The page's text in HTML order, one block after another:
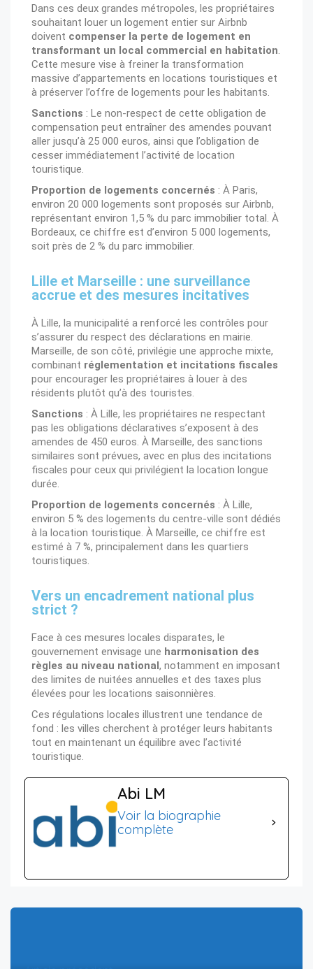
Dans ces deux grandes métropoles, les propriétaires
souhaitant louer un logement entier sur Airbnb
doivent compenser la perte de logement en
transformant un local commercial en habitation.
Cette mesure vise à freiner la transformation
massive d’appartements en locations touristiques et
à préserver l’offre de logements pour les habitants.
Sanctions : Le non-respect de cette obligation de
compensation peut entraîner des amendes pouvant
aller jusqu’à 25 000 euros, ainsi que l’obligation de
cesser immédiatement l’activité de location
touristique.
Proportion de logements concernés : À Paris,
environ 20 000 logements sont proposés sur Airbnb,
représentant environ 1,5 % du parc immobilier total. À
Bordeaux, ce chiffre est d’environ 5 000 logements,
soit près de 2 % du parc immobilier.
Lille et Marseille : une surveillance
accrue et des mesures incitatives
À Lille, la municipalité a renforcé les contrôles pour
s’assurer du respect des déclarations en mairie.
Marseille, de son côté, privilégie une approche mixte,
combinant réglementation et incitations fiscales
pour encourager les propriétaires à louer à des
résidents plutôt qu’à des touristes.
Sanctions : À Lille, les propriétaires ne respectant
pas les obligations déclaratives s’exposent à des
amendes de 450 euros. À Marseille, des sanctions
similaires sont prévues, avec en plus des incitations
fiscales pour ceux qui privilégient la location longue
durée.
Proportion de logements concernés : À Lille,
environ 5 % des logements du centre-ville sont dédiés
à la location touristique. À Marseille, ce chiffre est
estimé à 7 %, principalement dans les quartiers
touristiques.
Vers un encadrement national plus
strict ?
Face à ces mesures locales disparates, le
gouvernement envisage une harmonisation des
règles au niveau national, notamment en imposant
des limites de nuitées annuelles et des taxes plus
élevées pour les locations saisonnières.
Ces régulations locales illustrent une tendance de
fond : les villes cherchent à protéger leurs habitants
tout en maintenant un équilibre avec l’activité
touristique.
Abi LM
Voir la biographie
complète